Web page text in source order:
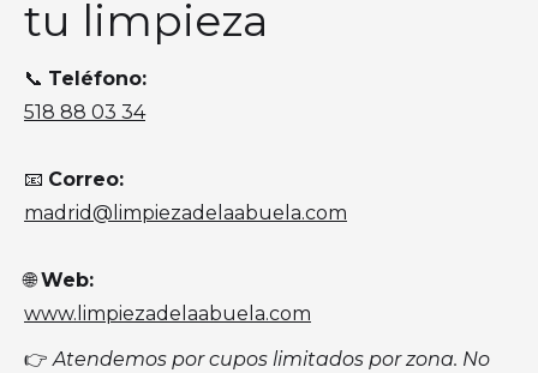
tu limpieza
📞 Teléfono:
518 88 03 34
📧 Correo:
madrid@limpiezadelaabuela.com
🌐Web:
www.limpiezadelaabuela.com
👉Atendemos por cupos limitados por zona. No